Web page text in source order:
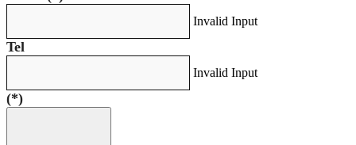
Invalid Input
Tel
Invalid Input
(*)